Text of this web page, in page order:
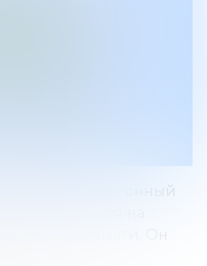
— это жаргонный
на
ценные бумаги. Он